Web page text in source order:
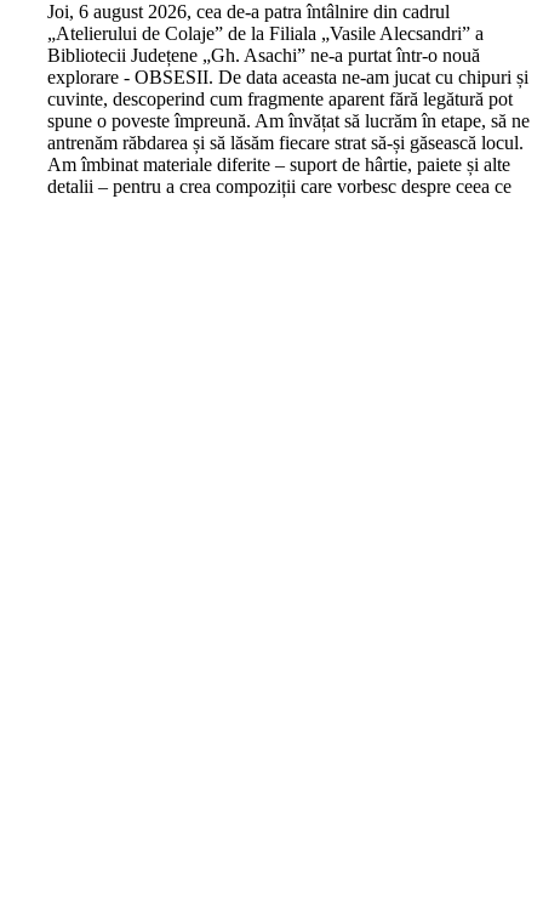
Joi, 6 august 2026, cea de-a patra întâlnire din cadrul
„Atelierului de Colaje” de la Filiala „Vasile Alecsandri” a
Bibliotecii Județene „Gh. Asachi” ne-a purtat într-o nouă
explorare - OBSESII. De data aceasta ne-am jucat cu chipuri și
cuvinte, descoperind cum fragmente aparent fără legătură pot
spune o poveste împreună. Am învățat să lucrăm în etape, să ne
antrenăm răbdarea și să lăsăm fiecare strat să-și găsească locul.
Am îmbinat materiale diferite – suport de hârtie, paiete și alte
detalii – pentru a crea compoziții care vorbesc despre ceea ce